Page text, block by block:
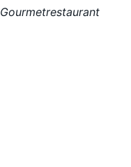
Gourmetrestaurant